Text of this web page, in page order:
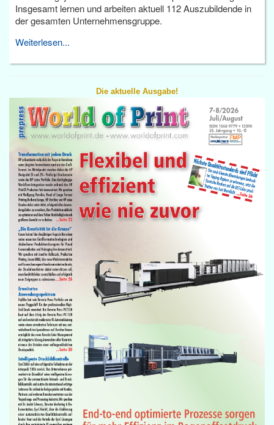
Insgesamt lernen und arbeiten aktuell 112 Auszubildende in
der gesamten Unternehmensgruppe.
Weiterlesen...
Die aktuelle Ausgabe!